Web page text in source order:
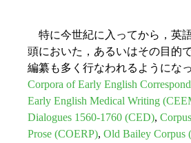
特に今世紀に入ってから，英
頭においた，あるいはその目的
編纂も多く行なわれるようにな
Corpora of Early English
Early English Medical Writing
Dialogues 1560-1760 (CED),
Prose (COERP), Old Bailey Corpus